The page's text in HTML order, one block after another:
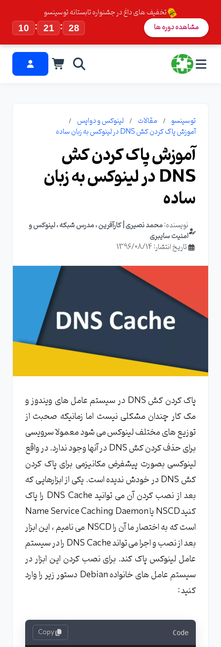
تخفیف های داغ در جشنواره تابستانه توسینسو
10
: 21 : 28 مشاهده دوره ها
توسینسو مقالات
لینوکس و دواپس
آموزش پاک کردن کش DNS در لینوکس به زبان ساده
آموزش پاک کردن کش
DNS در لینوکس به زبان
ساده
نویسنده:محمد نصیری | کارآفرین ، مدرس شبکه ، لینوکس و
امنیت سایبری
تاریخ انتشار: 1396/08/14
پاک کردن کش DNS در سیستم عامل های ویندوز و
مک کار چندان مشکلی نیست اما زمانیکه صحبت از
توزیع های مختلف لینوکس می شود معمولا سرویسی
برای حذف کردن کش DNS در آنها وجود ندارد. در واقع
لینوکسی بصورت پیشفرض مکانیزمی برای پاک کردن
کش DNS در خودش ندیده است. یکی از ابزارهایی که
بعد از نصب کردن آن می توانید DNS Cache را پاک
کنید NSCD یا Name Service Caching Daemon
است که به اختصار ما آن را NSCD می نامیم ، این ابزار
بعد از نصب و اجرا می تواند DNS Cache را در سیستم
عامل لینوکس پاک کند. برای نصب کردن این ابزار در
سیستم عامل های خانواده Debian دستور زیر را وارد
کنید :
Code
Copy